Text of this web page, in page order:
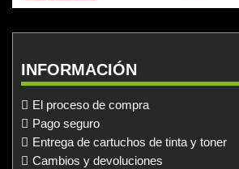
INFORMACIÓN
El proceso de compra
Pago seguro
Entrega de cartuchos de tinta y toner
Cambios y devoluciones